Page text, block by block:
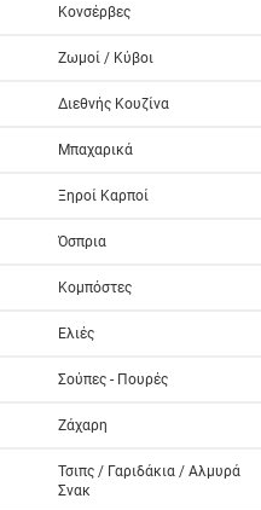
Κονσέρβες
Ζωμοί / Κύβοι
Διεθνής Κουζίνα
Μπαχαρικά
Ξηροί Καρποί
Όσπρια
Κομπόστες
Ελιές
Σούπες - Πουρές
Ζάχαρη
Τσιπς / Γαριδάκια / Αλμυρά
Σνακ